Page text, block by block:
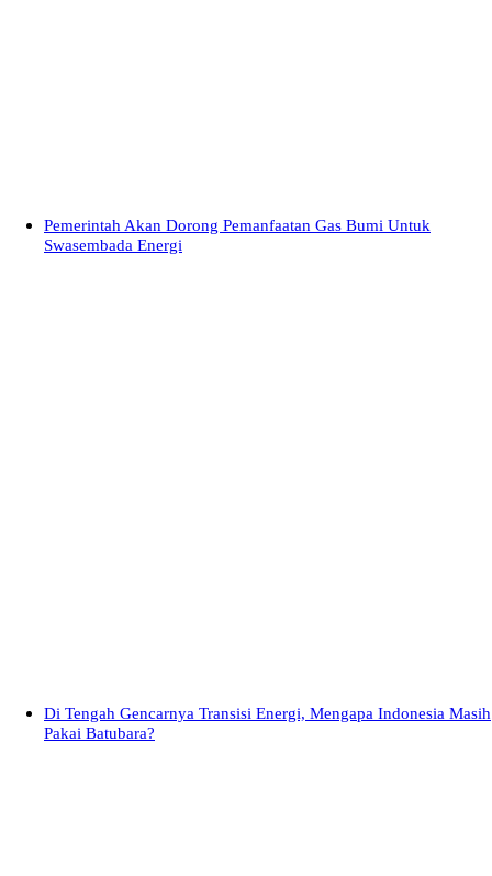
Pemerintah Akan Dorong Pemanfaatan Gas Bumi Untuk
Swasembada Energi
Di Tengah Gencarnya Transisi Energi, Mengapa Indonesia Masih
Pakai Batubara?